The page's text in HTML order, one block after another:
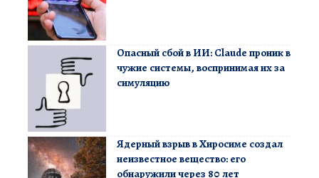
Опасный сбой в ИИ: Claude проник в
чужие системы, воспринимая их за
симуляцию
Ядерный взрыв в Хиросиме создал
неизвестное вещество: его
обнаружили через 80 лет